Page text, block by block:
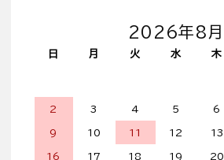
2026年8月
日 月 火 水 木
2 3 4 5 6
9 10 11 12 13
16 17 18 19 20